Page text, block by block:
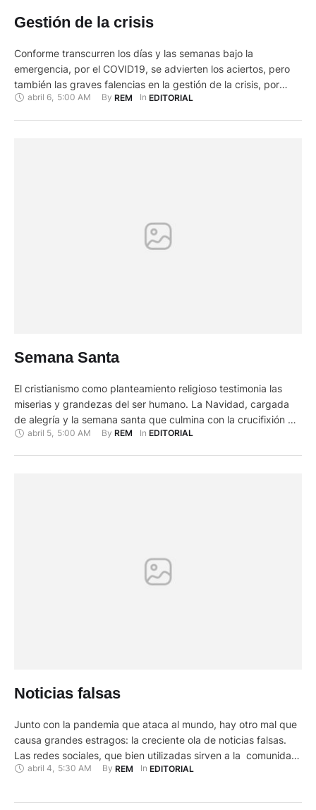
Gestión de la crisis
Conforme transcurren los días y las semanas bajo la
emergencia, por el COVID19, se advierten los aciertos, pero
también las graves falencias en la gestión de la crisis, por
parte de los organismos que conforman el COE nacional, y por
abril 6, 5:00 AM By REM In EDITORIAL
Semana Santa
El cristianismo como planteamiento religioso testimonia las
miserias y grandezas del ser humano. La Navidad, cargada
de alegría y la semana santa que culmina con la crucifixión del
hijo de Dios nos muestran estas dos dimensiones de nuestra
abril 5 5:00 AM By REM In EDITORIAL
Noticias falsas
Junto con la pandemia que ataca al mundo, hay otro mal que
causa grandes estragos: la creciente ola de noticias falsas.
Las redes sociales, que bien utilizadas sirven a la comunidad,
se prestan también para el mal uso. Y hay numerosas
instrumentos con el claro fin …
abril 4, 5:30 AM By REM In EDITORIAL